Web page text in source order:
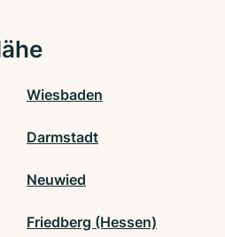
Wiesbaden
Darmstadt
Neuwied
Friedberg (Hessen)